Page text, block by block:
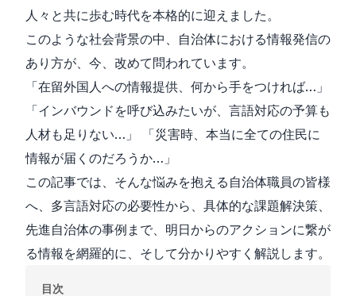
人々と共に歩む時代を本格的に迎えました。
このような社会背景の中、自治体における情報発信の
あり方が、今、改めて問われています。
「在留外国人への情報提供、何から手をつければ…」
「インバウンドを呼び込みたいが、言語対応の予算も
人材も足りない…」 「災害時、本当に全ての住民に
情報が届くのだろうか…」
この記事では、そんな悩みを抱える自治体職員の皆様
へ、多言語対応の必要性から、具体的な課題解決策、
先進自治体の事例まで、明日からのアクションに繋が
る情報を網羅的に、そして分かりやすく解説します。
目次